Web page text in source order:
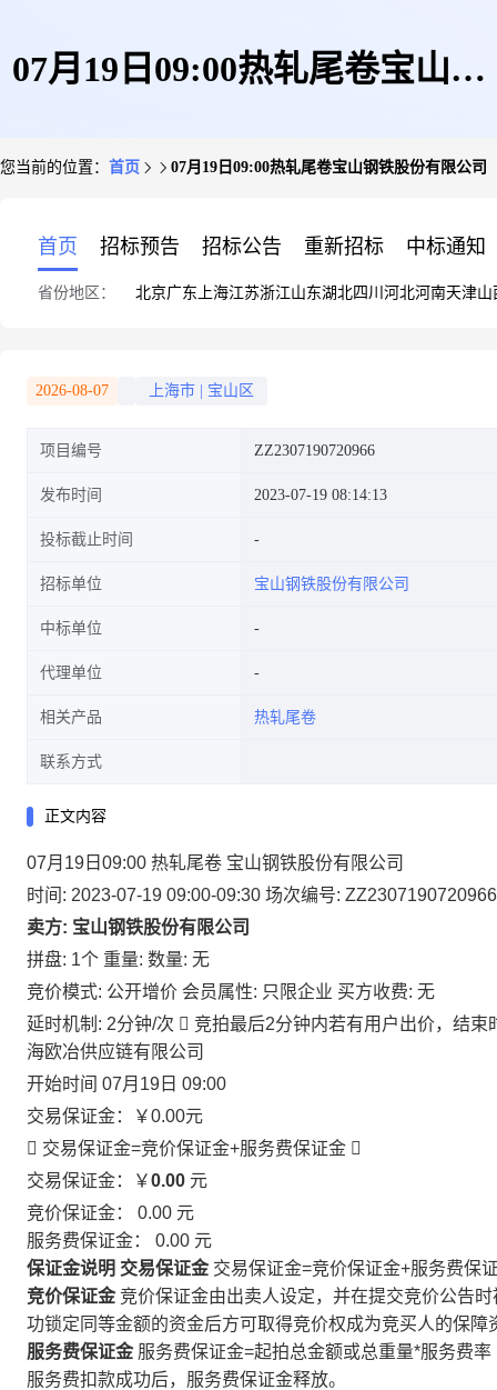
07月19日09:00热轧尾卷宝山钢
您当前的位置： 首页 07月19日09:00热轧尾卷宝山钢铁股份有限公司
首页 招标预告 招标公告 重新招标 中标通知
省份地区： 北京广东 上海江苏浙江山东湖北四川 河北河南天津山
2026-08-07 上海市 宝山区
项目编号 ZZ2307190720966
发布时间 2023-07-19 08:14:13
投标截止时间
招标单位 宝山钢铁股份有限公司
中标单位
代理单位
相关产品 热轧尾卷
联系方式
正文内容
07月19日09:00 热轧尾卷 宝山钢铁股份有限公司
时间: 2023-07-19 09:00-09:30 场次编号: ZZ2307190720966
卖方: 宝山钢铁股份有限公司
拼盘: 1个 重量: 数量: 无
竞价模式: 公开增价 会员属性: 只限企业 买方收费: 无
延时机制: 2分钟/次  竞拍最后2分钟内若有用户出价，结
海欧冶供应链有限公司
开始时间 07月19日 09:00
交易保证金：
￥0.00元
 交易保证金=竞价保证金+服务费保证金 
交易保证金：￥0.00 元
竞价保证金： 0.00 元
服务费保证金： 0.00 元
保证金说明 交易保证金 交易保证金=竞价保证金+服务费保
竞价保证金 竞价保证金由出卖人设定，并在提交竞价公告
功锁定同等金额的资金后方可取得竞价权成为竞买人的保障
服务费保证金 服务费保证金=起拍总金额或总重量*服务费率
服务费扣款成功后，服务费保证金释放。